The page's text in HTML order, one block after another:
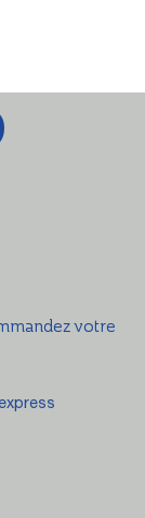
votre